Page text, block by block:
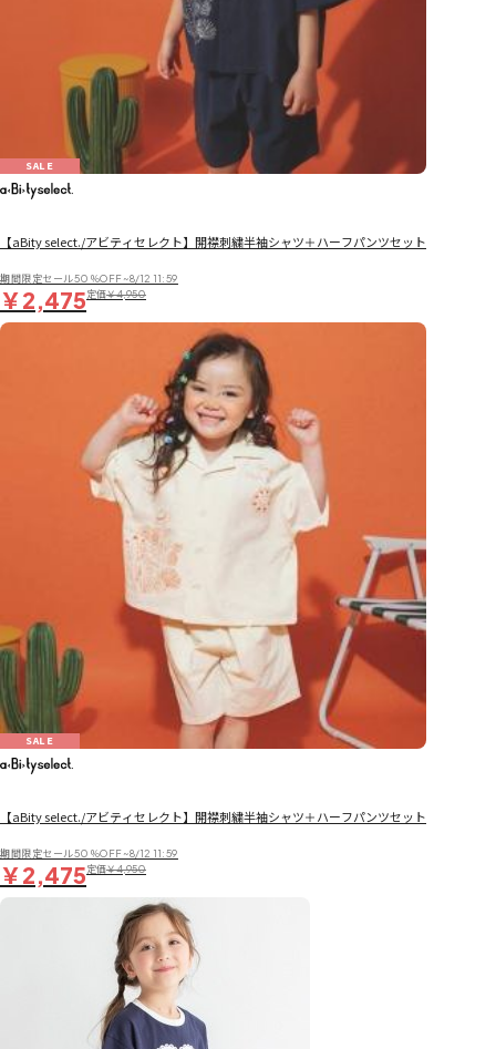
SALE
【aBity select./アビティセレクト】開襟刺繍半袖シャツ＋ハーフパンツセット
期間限定セール50％OFF~8/12 11:59
￥2,475定価￥4,950
SALE
【aBity select./アビティセレクト】開襟刺繍半袖シャツ＋ハーフパンツセット
期間限定セール50％OFF~8/12 11:59
￥2,475定価￥4,950